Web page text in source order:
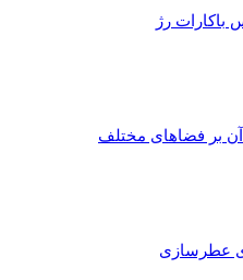
باکارات رژ
آن بر فضاهای مختلف
عطرسازی